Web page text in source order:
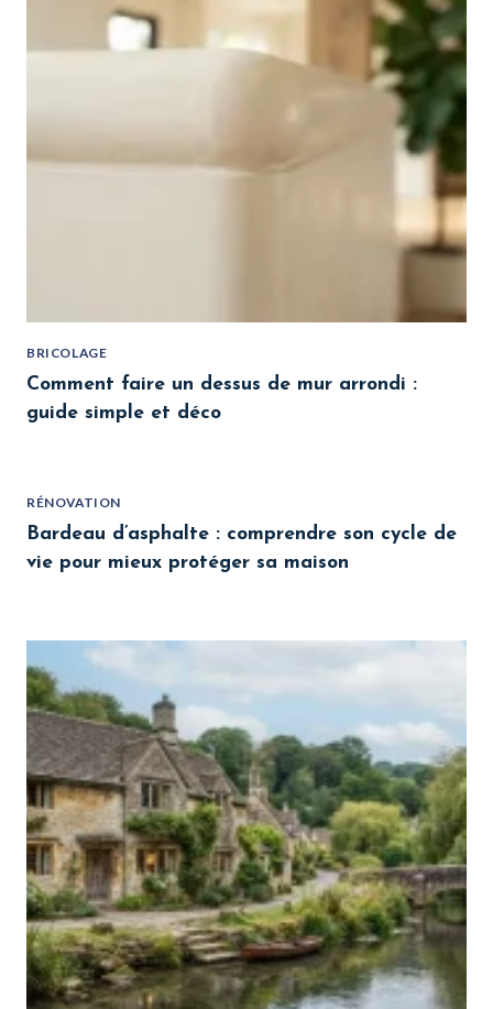
BRICOLAGE
Comment faire un dessus de mur arrondi :
guide simple et déco
RÉNOVATION
Bardeau d’asphalte : comprendre son cycle de
vie pour mieux protéger sa maison